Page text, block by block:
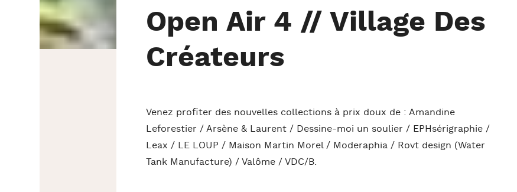
Open Air 4 // Village Des
Créateurs
Venez profiter des nouvelles collections à prix doux de : Amandine
Leforestier / Arsène & Laurent / Dessine-moi un soulier / EPHsérigraphie /
Leax / LE LOUP / Maison Martin Morel / Moderaphia / Rovt design (Water
Tank Manufacture) / Valôme / VDC/B.